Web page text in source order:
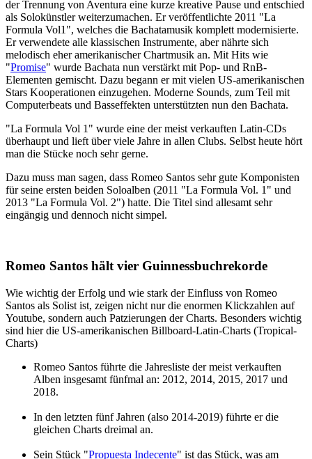
der Trennung von Aventura eine kurze kreative Pause und entschied
als Solokünstler weiterzumachen. Er veröffentlichte 2011 "La
Formula Vol1", welches die Bachatamusik komplett modernisierte.
Er verwendete alle klassischen Instrumente, aber nährte sich
melodisch eher amerikanischer Chartmusik an. Mit Hits wie
"Promise" wurde Bachata nun verstärkt mit Pop- und RnB-
Elementen gemischt. Dazu begann er mit vielen US-amerikanischen
Stars Kooperationen einzugehen. Moderne Sounds, zum Teil mit
Computerbeats und Basseffekten unterstützten nun den Bachata.
"La Formula Vol 1" wurde eine der meist verkauften Latin-CDs
überhaupt und lieft über viele Jahre in allen Clubs. Selbst heute hört
man die Stücke noch sehr gerne.
Dazu muss man sagen, dass Romeo Santos sehr gute Komponisten
für seine ersten beiden Soloalben (2011 "La Formula Vol. 1" und
2013 "La Formula Vol. 2") hatte. Die Titel sind allesamt sehr
eingängig und dennoch nicht simpel.
Romeo Santos hält vier Guinnessbuchrekorde
Wie wichtig der Erfolg und wie stark der Einfluss von Romeo
Santos als Solist ist, zeigen nicht nur die enormen Klickzahlen auf
Youtube, sondern auch Patzierungen der Charts. Besonders wichtig
sind hier die US-amerikanischen Billboard-Latin-Charts (Tropical-
Charts)
Romeo Santos führte die Jahresliste der meist verkauften
Alben insgesamt fünfmal an: 2012, 2014, 2015, 2017 und
2018.
In den letzten fünf Jahren (also 2014-2019) führte er die
gleichen Charts dreimal an.
Sein Stück "Propuesta Indecente" ist das Stück, was am